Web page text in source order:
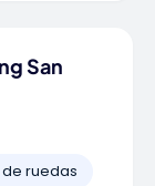
San
ruedas